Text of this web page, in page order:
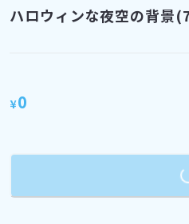
ハロウィンな夜空の背景
¥0